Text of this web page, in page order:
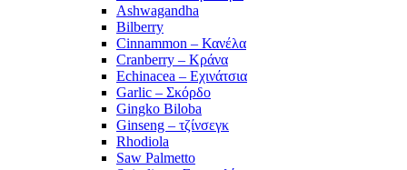
Ashwagandha
Bilberry
Cinnammon – Κανέλα
Cranberry – Κράνα
Echinacea – Εχινάτσια
Garlic – Σκόρδο
Gingko Biloba
Ginseng – τζίνσεγκ
Rhodiola
Saw Palmetto